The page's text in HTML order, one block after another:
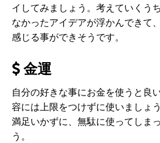
イしてみましょう。考えていくう
なかったアイデアが浮かんできて
感じる事ができそうです。
金運
自分の好きな事にお金を使うと良
容には上限をつけずに使いましょ
満足いかずに、無駄に使ってしま
う。